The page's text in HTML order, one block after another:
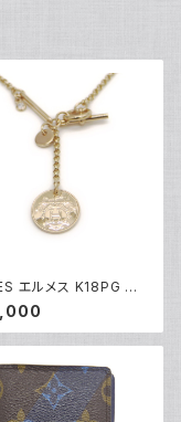
エルメス K18PG エ
リスPM 1Pダイヤモンド
ス 18金 ピンクゴールド